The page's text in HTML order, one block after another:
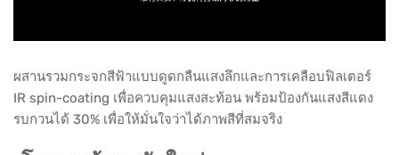
ผสานรวมกระจกสีฟ้าแบบดูดกลืนแสงลึกและการเคลือบฟิลเตอร์
IR spin-coating เพื่อควบคุมแสงสะท้อน พร้อมป้องกันแสงสีแดง
รบกวนได้ 30% เพื่อให้มั่นใจว่าได้ภาพสีที่สมจริง